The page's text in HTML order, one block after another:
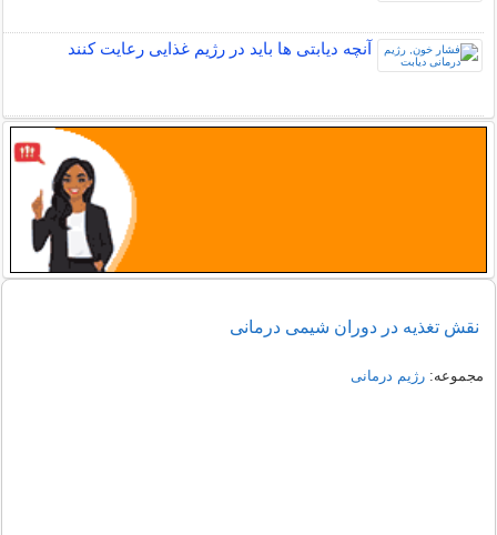
آنچه دیابتی ها باید در رژیم غذایی رعایت کنند
نقش تغذیه در دوران شیمی درمانی
مجموعه:رژیم درمانی